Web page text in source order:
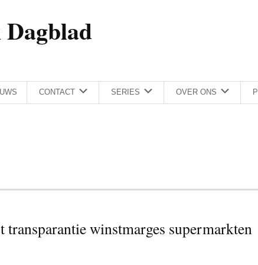
CONTACT SERIES OVER ONS
transparantie winstmarges supermarkten